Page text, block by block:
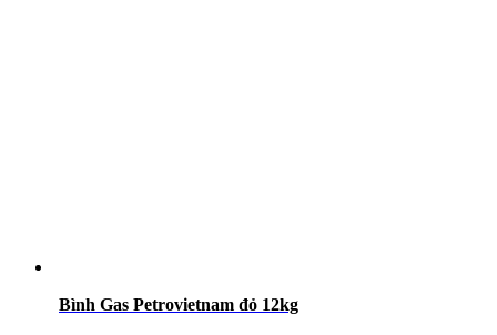
Bình Gas Petrovietnam đỏ 12kg